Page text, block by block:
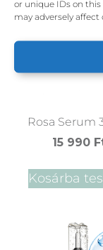
or unique IDs on
may adversely
Rosa Serum
15 990
Kosárba